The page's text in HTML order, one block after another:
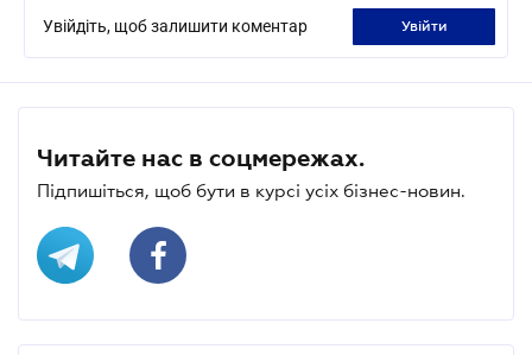
Увійдіть, щоб залишити коментар увійти
Читайте нас в соцмережах.
Підпишіться, щоб бути в курсі усіх бізнес-новин.